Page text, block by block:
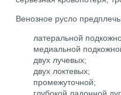
Венозное русло
латеральной
медиальной
двух лучевых;
двух локтевых;
промежуточной;